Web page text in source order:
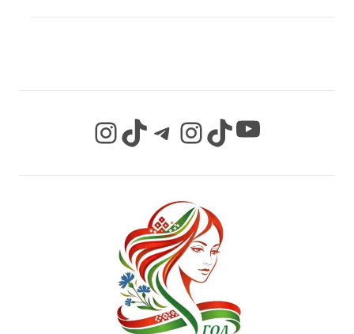
InstagramTikTok Telegram InstagramTikTok YouTube